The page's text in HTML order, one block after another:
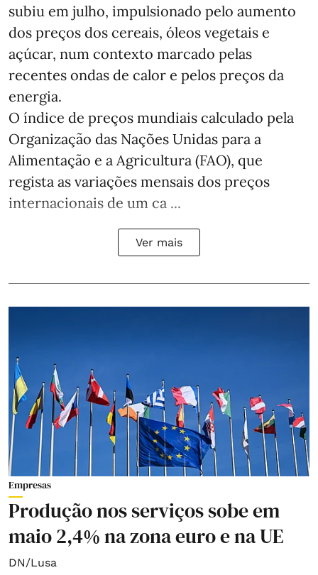
subiu em julho, impulsionado pelo aumento
dos preços dos cereais, óleos vegetais e
açúcar, num contexto marcado pelas
recentes ondas de calor e pelos preços da
energia.
O índice de preços mundiais calculado pela
Organização das Nações Unidas para a
Alimentação e a Agricultura (FAO), que
regista as variações mensais dos preços
internacionais de um ca ...
Ver mais
Empresas
Produção nos serviços sobe em
maio 2,4% na zona euro e na UE
DN/Lusa